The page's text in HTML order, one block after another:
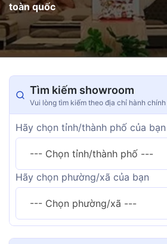
toàn quốc
Tìm kiếm showroom
Vui lòng tìm kiếm theo địa chỉ hành
Hãy chọn tỉnh/thành phố của bạn
--- Chọn tỉnh/thành phố ---
Hãy chọn phường/xã của bạn
--- Chọn phường/xã ---